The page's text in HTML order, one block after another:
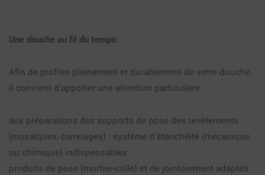
Une douche au fil du temps:
Afin de profiter pleinement et durablement de votre douche,
il convient d’apporter une attention particulière :
aux préparations des supports de pose des revêtements
(mosaïques, carrelages) : système d’étanchéité (mécanique
ou chimique) indispensables
produits de pose (mortier-colle) et de jointoiement adaptés